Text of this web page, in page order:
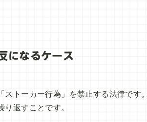
になるケース
トーカー行為」を禁止する法律です
返すことです。